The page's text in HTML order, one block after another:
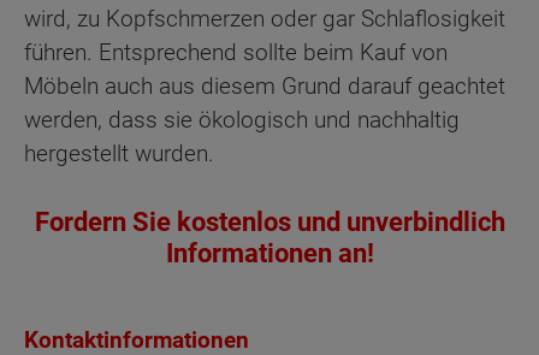
wird, zu Kopfschmerzen oder gar Schlaflosigkeit
führen. Entsprechend sollte beim Kauf von
Möbeln auch aus diesem Grund darauf geachtet
werden, dass sie ökologisch und nachhaltig
hergestellt wurden.
Fordern Sie kostenlos und unverbindlich
Informationen an!
Kontaktinformationen